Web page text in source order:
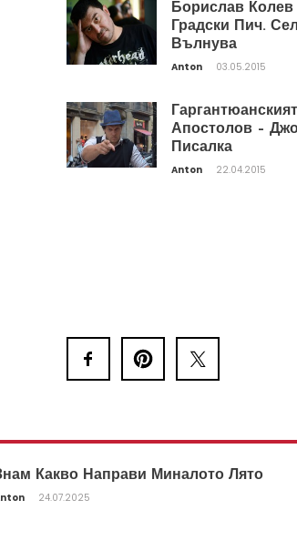
Борислав
Градски Пич.
Вълнува
Anton 03.05.2015
Апостолов –
Писалка
Anton 22.04.2015
Какво Направи Миналото Лято
24.07.2025